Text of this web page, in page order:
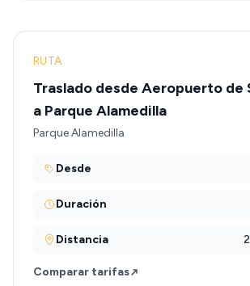
RUTA
Traslado desde Aeropuerto de
a Parque Alamedilla
Parque Alamedilla
Desde
Duración
Distancia
Comparar tarifas